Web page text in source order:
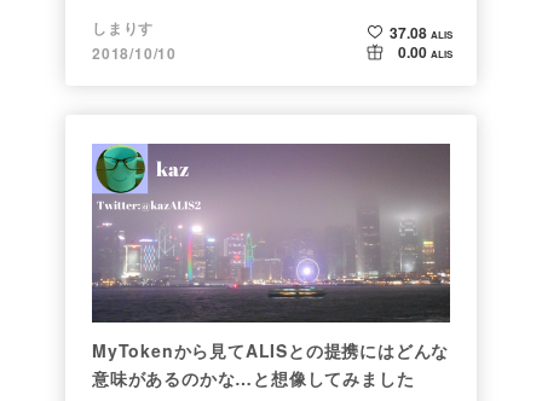
ブロックチェーン
しまりす
2018/10/10
37.08 ALIS
0.00 ALIS
MyTokenから見てALISとの提携にはどんな
意味があるのかな…と想像してみました